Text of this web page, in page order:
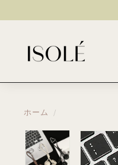
キ
S
O
E
ホーム /